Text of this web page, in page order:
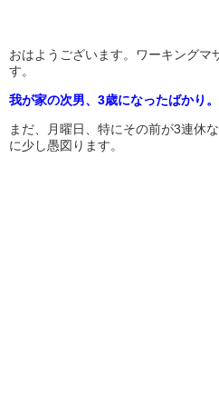
おはようございます。ワーキングマ
す。
我が家の次男、3歳になったばかり。
まだ、月曜日、特にその前が3連休
に少し愚図ります。